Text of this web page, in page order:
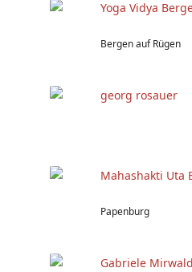
Yoga Vidya
Bergen auf Rügen
georg rosauer
Mahashakti Uta
Papenburg
Gabriele Mirwald